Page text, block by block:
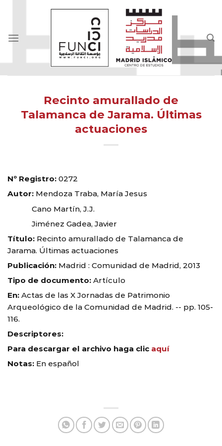
Recinto amurallado de
Talamanca de Jarama. Últimas
actuaciones
Nº Registro: 0272
Autor: Mendoza Traba, María Jesus
Cano Martín, J.J.
Jiménez Gadea, Javier
Título: Recinto amurallado de Talamanca de
Jarama. Últimas actuaciones
Publicación: Madrid : Comunidad de Madrid, 2013
Tipo de documento: Artículo
En: Actas de las X Jornadas de Patrimonio
Arqueológico de la Comunidad de Madrid. -- pp. 105-
116.
Descriptores:
Para descargar el archivo haga clic aquí
Notas: En español